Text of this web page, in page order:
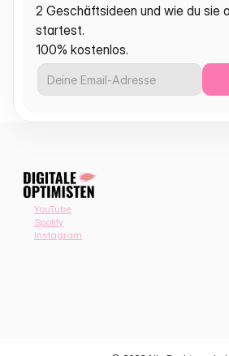
2 Geschäftsideen und wie du sie
startest.
100% kostenlos.
YouTube
Spotify
Instagram